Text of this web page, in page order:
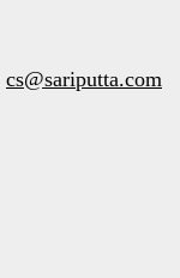
cs@sariputta.com